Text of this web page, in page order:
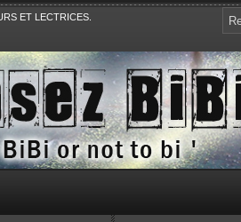
ET LECTRICES.
Avec Revue de presse et de blogs.